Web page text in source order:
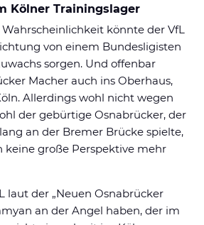
Kölner Trainingslager
könnte der VfL
von einem Bundesligisten
sorgen. Und offenbar
Macher auch ins Oberhaus,
Allerdings wohl nicht wegen
der gebürtige Osnabrücker, der
an der Bremer Brücke spielte,
keine große Perspektive mehr
laut der „Neuen Osnabrücker
an der Angel haben, der im